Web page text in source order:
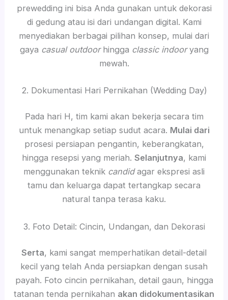
prewedding ini bisa Anda gunakan untuk dekorasi
di gedung atau isi dari undangan digital. Kami
menyediakan berbagai pilihan konsep, mulai dari
gaya casual outdoorhingga classic indooryang
mewah.
2. Dokumentasi Hari Pernikahan (Wedding Day)
Pada hari H, tim kami akan bekerja secara tim
untuk menangkap setiap sudut acara. Mulai dari
prosesi persiapan pengantin, keberangkatan,
hingga resepsi yang meriah. Selanjutnya, kami
menggunakan teknik candidagar ekspresi asli
tamu dan keluarga dapat tertangkap secara
natural tanpa terasa kaku.
3. Foto Detail: Cincin, Undangan, dan Dekorasi
Serta, kami sangat memperhatikan detail-detail
kecil yang telah Anda persiapkan dengan susah
payah. Foto cincin pernikahan, detail gaun, hingga
tatanan tenda pernikahan akan didokumentasikan